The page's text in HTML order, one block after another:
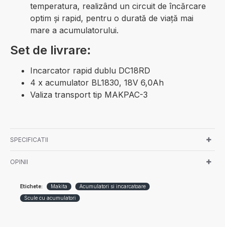
temperatura, realizând un circuit de încărcare
optim și rapid, pentru o durată de viață mai
mare a acumulatorului.
Set de livrare:
Incarcator rapid dublu DC18RD
4 x acumulator BL1830, 18V 6,0Ah
Valiza transport tip MAKPAC-3
SPECIFICATII
OPINII
Etichete: Makita
Acumulatori si incarcatoare
Scule cu acumulatori